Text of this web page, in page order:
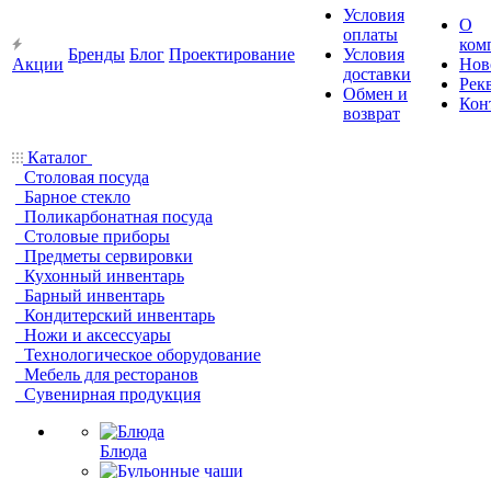
Акции
Бренды Блог Проектирование
Условия
оплаты
Условия
доставки
Обмен и
возврат
О
Каталог
Столовая посуда
Барное стекло
Поликарбонатная посуда
Столовые приборы
Предметы сервировки
Кухонный инвентарь
Барный инвентарь
Кондитерский инвентарь
Ножи и аксессуары
Технологическое оборудование
Мебель для ресторанов
Сувенирная продукция
Блюда